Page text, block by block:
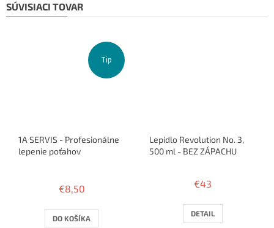
SÚVISIACI TOVAR
Tip
1A SERVIS - Profesionálne
lepenie poťahov
produktu
3,8
z
€8,50
DO KOŠÍKA
Lepidlo Revolution No. 3,
500 ml - BEZ ZÁPACHU
€43
DETAIL